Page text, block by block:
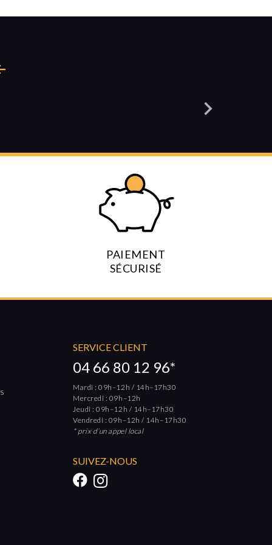
PAIEMENT
SÉCURISÉ
SERVICE CLIENT
04 66 80 12 96*
Mardi : 09h–12h / 14h–17h30
Mercredi : 09h–12h
Jeudi : 09h–12h / 14h–17h30
Vendredi : 09h–12h / 14h–17h30
* prix d’un appel local
SUIVEZ-NOUS